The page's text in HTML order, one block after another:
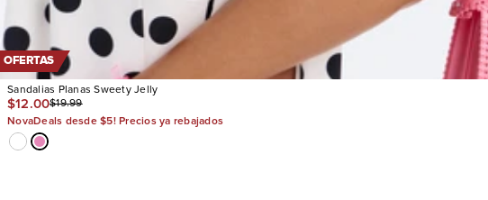
OFERTAS
Sandalias Planas Sweety Jelly
$12.00$19.99
NovaDeals desde $5! Precios ya rebajados